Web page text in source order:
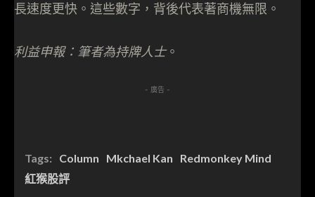
長速度更快。這些數字，背後代表著商機無限。
利益申報：筆者為持牌人士。
- 廣告 -
Tags: Column Mkchael Kan
Redmonkey Mind
紅猴股評